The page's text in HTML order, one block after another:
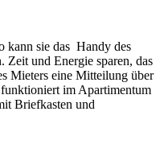
kann sie das Handy des
und Energie sparen, das
Mieters eine Mitteilung über
im Apartimentum
Briefkasten und